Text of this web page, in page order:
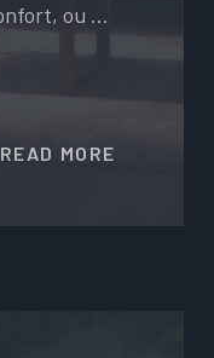
ou …
READ MORE